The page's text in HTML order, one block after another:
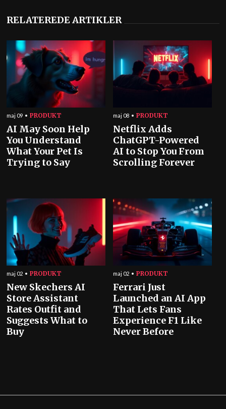
RELATEREDE ARTIKLER
maj 09 PRODUKT
AI May Soon Help
You Understand
What Your Pet Is
Trying to Say
maj 08 PRODUKT
Netflix Adds
ChatGPT-Powered
AI to Stop You From
Scrolling Forever
maj 02 PRODUKT
New Skechers AI
Store Assistant
Rates Outfit and
Suggests What to
Buy
maj 02 PRODUKT
Ferrari Just
Launched an AI App
That Lets Fans
Experience F1 Like
Never Before